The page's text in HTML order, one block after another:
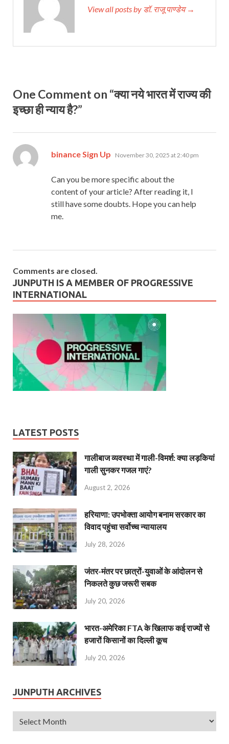
View all posts by डॉ. राजू पाण्डेय →
One Comment on “क्या नये भारत में राज्य की
इच्छा ही न्याय है?”
binance Sign Up says:
November 30, 2025 at 2:40 pm
Can you be more specific about the
content of your article? After reading it, I
still have some doubts. Hope you can help
me.
Comments are closed.
JUNPUTH IS A MEMBER OF PROGRESSIVE
INTERNATIONAL
LATEST POSTS
गालीबाज व्‍यवस्‍था में गाली-विमर्श: क्या लड़कियां
गाली सुनकर गजल गाएं?
August 2, 2026
हरियाणा: उपभोक्ता आयोग बनाम सरकार का
विवाद पहुंचा सर्वोच्च न्यायालय
July 28, 2026
जंतर-मंतर पर छात्रों-युवाओं के आंदोलन से
निकलते कुछ जरूरी सबक
July 20, 2026
भारत-अमेरिका FTA के खिलाफ कई राज्यों से
हजारों किसानों का दिल्ली कूच
July 20, 2026
JUNPUTH ARCHIVES